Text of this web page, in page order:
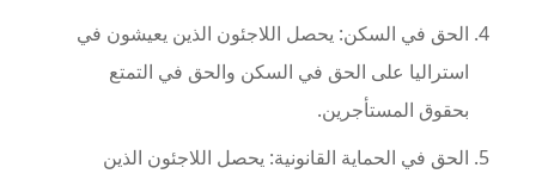
الحق في السكن: يحصل اللاجئون الذين يعيشون في
استراليا على الحق في السكن والحق في التمتع
بحقوق المستأجرين.
الحق في الحماية القانونية: يحصل اللاجئون الذين